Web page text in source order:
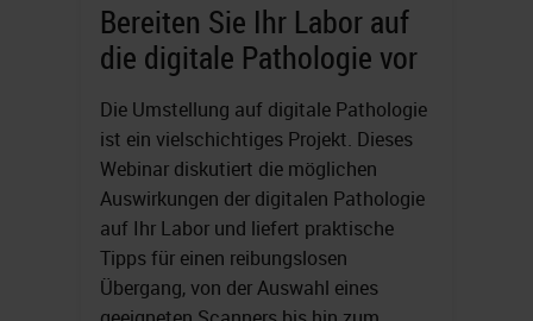
Bereiten Sie Ihr Labor auf
die digitale Pathologie vor
Die Umstellung auf digitale Pathologie
ist ein vielschichtiges Projekt. Dieses
Webinar diskutiert die möglichen
Auswirkungen der digitalen Pathologie
auf Ihr Labor und liefert praktische
Tipps für einen reibungslosen
Übergang, von der Auswahl eines